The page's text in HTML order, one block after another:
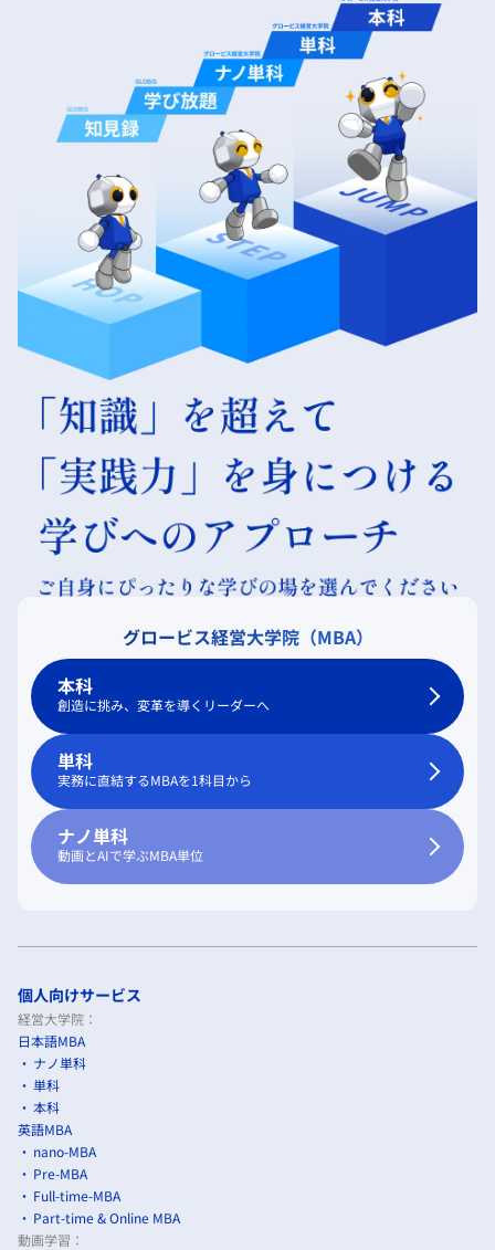
グロービス経営大学院（MBA）
本科
創造に挑み、変革を導くリーダーへ
単科
実務に直結するMBAを1科目から
ナノ単科
動画とAIで学ぶMBA単位
個人向けサービス
経営大学院：
日本語MBA
ナノ単科
単科
本科
英語MBA
nano-MBA
Pre-MBA
Full-time-MBA
Part-time & Online MBA
動画学習：